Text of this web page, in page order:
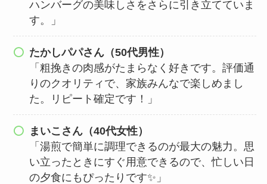
ハンバーグの美味しさをさらに引き立てていま
す。」
たかしパパさん（50代男性）
「粗挽きの肉感がたまらなく好きです。評価通
りのクオリティで、家族みんなで楽しめまし
た。リピート確定です！」
まいこさん（40代女性）
「湯煎で簡単に調理できるのが最大の魅力。思
い立ったときにすぐ用意できるので、忙しい日
の夕食にもぴったりです✨」